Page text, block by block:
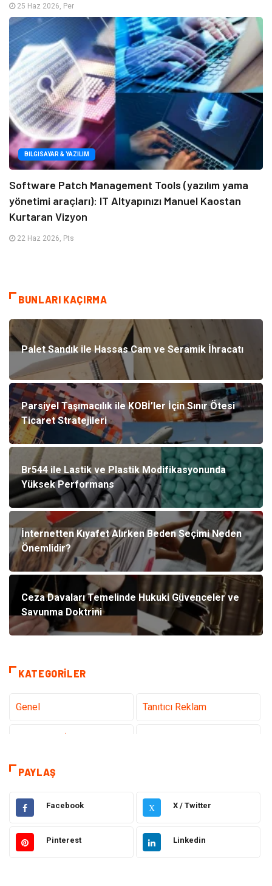
25 Haz 2026, Per
BILGISAYAR & YAZILIM
Software Patch Management Tools (yazılım yama
yönetimi araçları): IT Altyapınızı Manuel Kaostan
Kurtaran Vizyon
22 Haz 2026, Pts
BUNLARI KAÇIRMA
Palet Sandık ile Hassas Cam ve Seramik İhracatı
Parsiyel Taşımacılık ile KOBİ’ler İçin Sınır Ötesi
Ticaret Stratejileri
Br544 ile Lastik ve Plastik Modifikasyonunda
Yüksek Performans
İnternetten Kıyafet Alırken Beden Seçimi Neden
Önemlidir?
Ceza Davaları Temelinde Hukuki Güvenceler ve
Savunma Doktrini
KATEGORILER
Genel Tanıtıcı Reklam
Hizmet
Hukuk Elektrik Elektronik
Güzellik & Bakım Moda
PAYLAŞ
Facebook X X / Twitter
Pinterest Linkedin